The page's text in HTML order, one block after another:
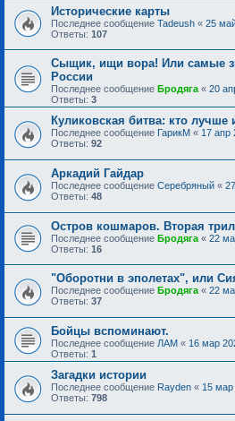
Исторические карты
Последнее сообщение Tadeush « 25
Ответы: 107
Сыщик, ищи вора! Или самые
России
Последнее сообщение Бродяга« 20
Ответы: 3
Куликовская битва: кто лучше
Последнее сообщение ГарикМ « 17 апр
Ответы: 92
Аркадий Гайдар
Последнее сообщение Серебряный «
Ответы: 48
Остров кошмаров. Вторая
Последнее сообщение Бродяга « 22
Ответы: 16
"Оборотни в эполетах", или
Последнее сообщение Бродяга « 22
Ответы: 37
Бойцы вспоминают.
Последнее сообщение ЛАМ « 16 мар
Ответы: 1
Загадки истории
Последнее сообщение Rayden « 15 мар
Ответы: 798